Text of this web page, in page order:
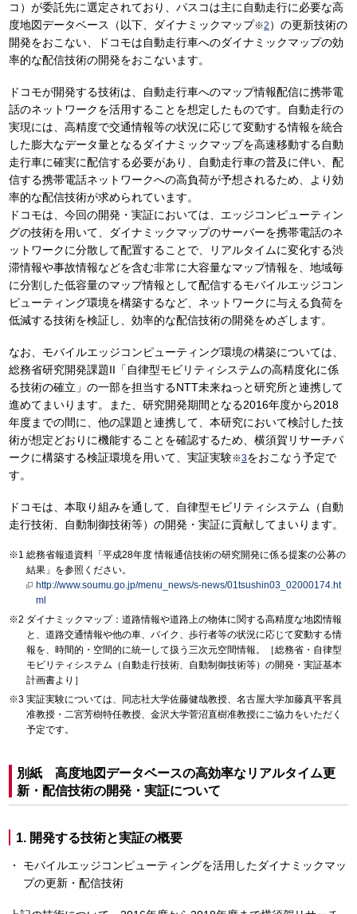
コ）が委託先に選定されており、パスコは主に自動走行に必要な高
度地図データベース（以下、ダイナミックマップ※2 ）の更新技術の
開発をおこない、ドコモは自動走行車へのダイナミックマップの効
率的な配信技術の開発をおこないます。
ドコモが開発する技術は、自動走行車へのマップ情報配信に携帯電
話のネットワークを活用することを想定したものです。自動走行の
実現には、高精度で交通情報等の状況に応じて変動する情報を統合
した膨大なデータ量となるダイナミックマップを高速移動する自動
走行車に確実に配信する必要があり、自動走行車の普及に伴い、配
信する携帯電話ネットワークへの高負荷が予想されるため、より効
率的な配信技術が求められています。
ドコモは、今回の開発・実証においては、エッジコンピューティン
グの技術を用いて、ダイナミックマップのサーバーを携帯電話のネ
ットワークに分散して配置することで、リアルタイムに変化する渋
滞情報や事故情報などを含む非常に大容量なマップ情報を、地域毎
に分割した低容量のマップ情報として配信するモバイルエッジコン
ピューティング環境を構築するなど、ネットワークに与える負荷を
低減する技術を検証し、効率的な配信技術の開発をめざします。
なお、モバイルエッジコンピューティング環境の構築については、
総務省研究開発課題II「自律型モビリティシステムの高精度化に係
る技術の確立」の一部を担当するNTT未来ねっと研究所と連携して
進めてまいります。また、研究開発期間となる2016年度から2018
年度までの間に、他の課題と連携して、本研究において検討した技
術が想定どおりに機能することを確認するため、横須賀リサーチパ
ークに構築する検証環境を用いて、実証実験※3をおこなう予定で
す。
ドコモは、本取り組みを通して、自律型モビリティシステム（自動
走行技術、自動制御技術等）の開発・実証に貢献してまいります。
総務省報道資料「平成28年度 情報通信技術の研究開発に係る提案の公募の
結果」を参照ください。
http://www.soumu.go.jp/menu_news/s-news/01tsushin03_02000174.ht
ml
ダイナミックマップ：道路情報や道路上の物体に関する高精度な地図情報
と、道路交通情報や他の車、バイク、歩行者等の状況に応じて変動する情
報を、時間的・空間的に統一して扱う三次元空間情報。［総務省・自律型
モビリティシステム（自動走行技術、自動制御技術等）の開発・実証基本
計画書より］
実証実験については、同志社大学佐藤健哉教授、名古屋大学加藤真平客員
准教授・二宮芳樹特任教授、金沢大学菅沼直樹准教授にご協力をいただく
予定です。
別紙 高度地図データベースの高効率なリアルタイム更
新・配信技術の開発・実証について
1. 開発する技術と実証の概要
モバイルエッジコンピューティングを活用したダイナミックマッ
プの更新・配信技術